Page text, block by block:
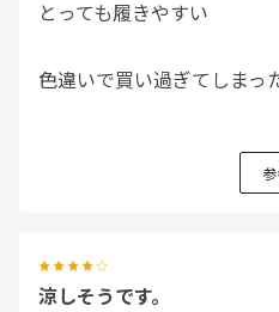
とっても履きやすい
色違いで買い過ぎてしまっ
涼しそうです。